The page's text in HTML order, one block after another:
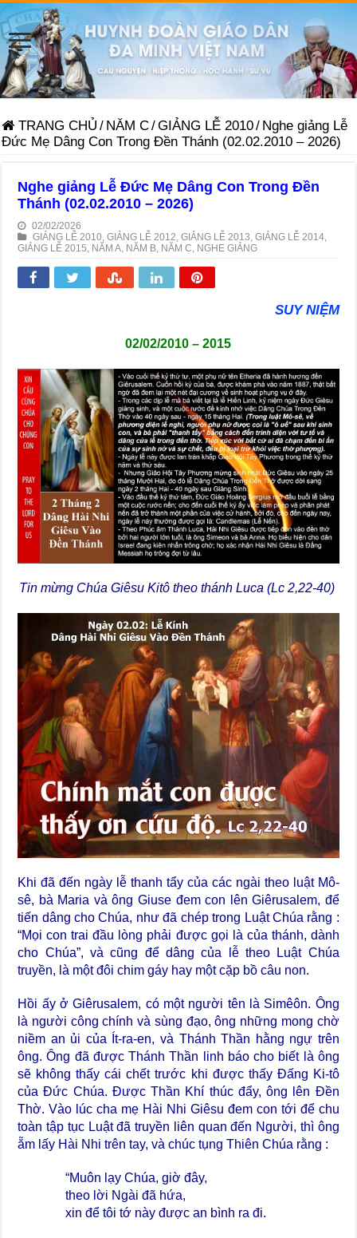
TRANG CHỦ / NĂM C/GIẢNG LỄ 2010/ Nghe giảng Lễ
Đức Mẹ Dâng Con Trong Đền Thánh (02.02.2010 – 2026)
Nghe giảng Lễ Đức Mẹ Dâng Con Trong Đền
Thánh (02.02.2010 – 2026)
02/02/2026
GIẢNG LỄ 2010 ,GIẢNG LỄ 2012 ,GIẢNG LỄ 2013 ,GIẢNG LỄ 2014
GIẢNG LỄ 2015 NĂM A NĂM B NĂM C NGHE GIẢNG
SUY NIỆM
02/02/2010 – 2015
Tin mừng Chúa Giêsu Kitô theo thánh Luca (Lc 2,22-40)
Khi đã đến ngày lễ thanh tẩy của các ngài theo luật Mô-
sê, bà Maria và ông Giuse đem con lên Giêrusalem, để
tiến dâng cho Chúa, như đã chép trong Luật Chúa rằng :
“Mọi con trai đầu lòng phải được gọi là của thánh, dành
cho Chúa”, và cũng để dâng của lễ theo Luật Chúa
truyền, là một đôi chim gáy hay một cặp bồ câu non.
Hồi ấy ở Giêrusalem, có một người tên là Simêôn. Ông
là người công chính và sùng đạo, ông những mong chờ
niềm an ủi của Ít-ra-en, và Thánh Thần hằng ngự trên
ông. Ông đã được Thánh Thần linh báo cho biết là ông
sẽ không thấy cái chết trước khi được thấy Đấng Ki-tô
của Đức Chúa. Được Thần Khí thúc đẩy, ông lên Đền
Thờ. Vào lúc cha mẹ Hài Nhi Giêsu đem con tới để chu
toàn tập tục Luật đã truyền liên quan đến Người, thì ông
ẵm lấy Hài Nhi trên tay, và chúc tụng Thiên Chúa rằng :
“Muôn lạy Chúa, giờ đây,
theo lời Ngài đã hứa,
xin để tôi tớ này được an bình ra đi.